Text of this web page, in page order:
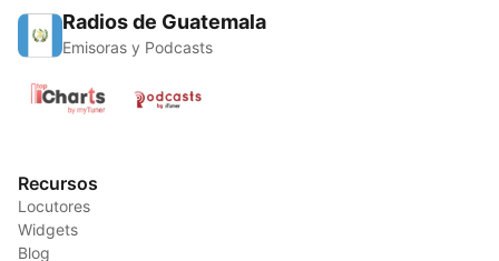
Radios de Guatemala
Emisoras y Podcasts
Recursos
Locutores
Widgets
Blog